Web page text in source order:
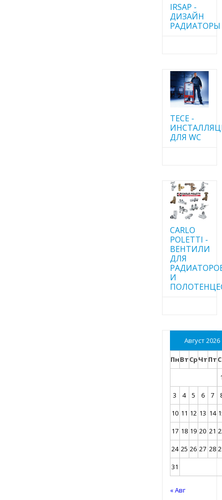
IRSAP -
ДИЗАЙН
РАДИАТОРЫ
TECE -
ДЛЯ WC
CARLO
POLETTI -
ВЕНТИЛИ
ДЛЯ
И
Август 2026
ПнВтСрЧтПт
3
4 5 6 7
10 11 12 13 14
17 18 19 20 21
24 25 26 27 28
31
« Авг